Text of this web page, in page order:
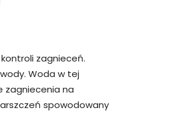
zagnieceń.
Woda w tej
zagniecenia na
spowodowany